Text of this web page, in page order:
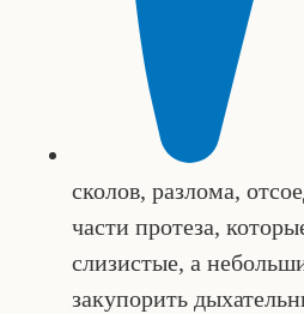
сколов, разлома,
части протеза,
слизистые, а
закупорить